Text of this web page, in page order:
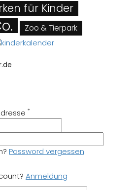
für Kinder
Zoo & Tierpark
*
Password vergessen
Anmeldung